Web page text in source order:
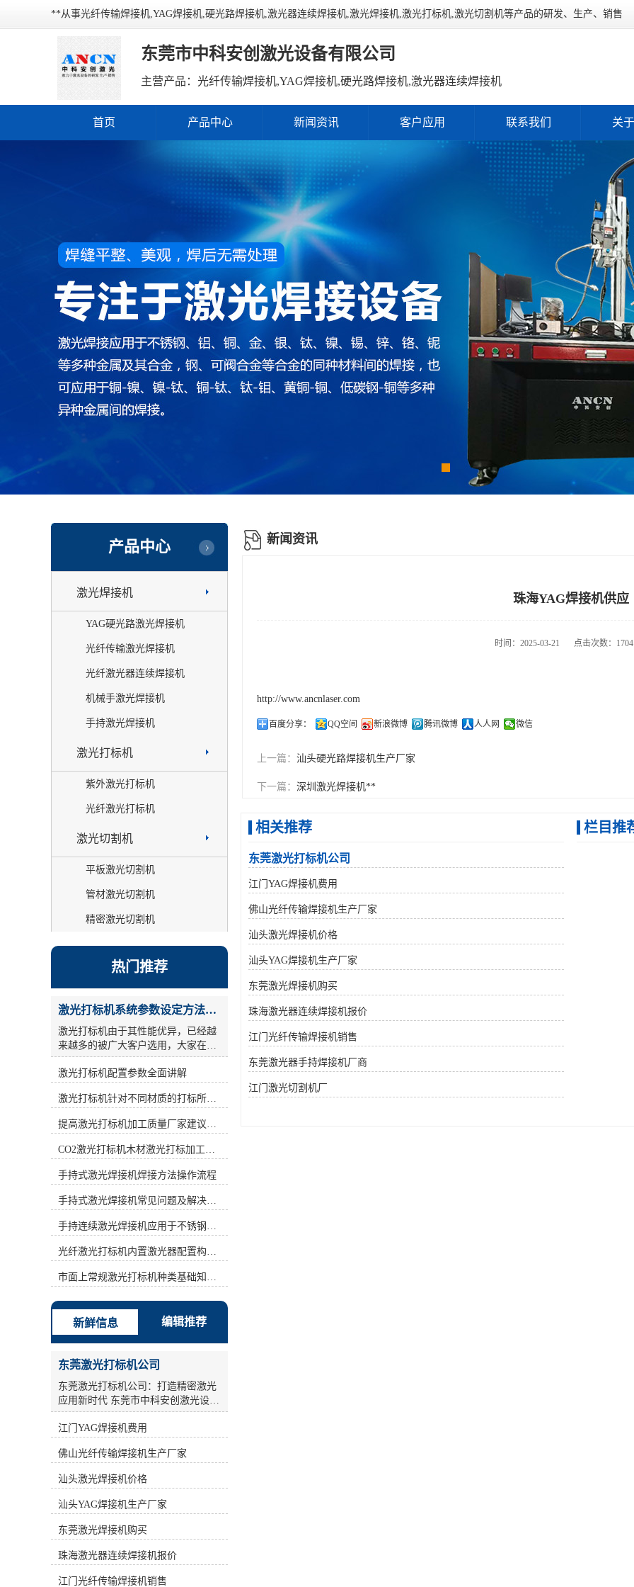
**从事光纤传输焊接机,YAG焊接机,硬光路焊接机,激光器连续焊接机,激光焊接机,激光打标机,激光切割机等产品的研发、生产、销售
东莞市中科安创激光设备有限公司
主营产品：光纤传输焊接机,YAG焊接机,硬光路焊接机,激光器连续焊接机
首页 产品中心 新闻资讯 客户应用 联系我们 关
新闻资讯
珠海YAG焊接机供应
时间：2025-03-21 点击次数：1704
http://www.ancnlaser.com
百度分享： QQ空间 新浪微博 腾讯微博 人人网 微信
上一篇： 汕头硬光路焊接机生产厂家
下一篇： 深圳激光焊接机**
相关推荐
东莞激光打标机公司
江门YAG焊接机费用
佛山光纤传输焊接机生产厂家
汕头激光焊接机价格
汕头YAG焊接机生产厂家
东莞激光焊接机购买
珠海激光器连续焊接机报价
江门光纤传输焊接机销售
东莞激光器手持焊接机厂商
江门激光切割机厂
栏目推
产品中心
激光焊接机
YAG硬光路激光焊接机
光纤传输激光焊接机
光纤激光器连续焊接机
机械手激光焊接机
手持激光焊接机
激光打标机
紫外激光打标机
光纤激光打标机
激光切割机
平板激光切割机
管材激光切割机
精密激光切割机
热门推荐
激光打标机系统参数设定方法步骤教程
激光打标机由于其性能优异，已经越
来越多的被广大客户选用，大家在使
用激光打标机的时候，关于参数设
置，很多人的概念比较模糊，今天激
参数设定 ： **，激光参数还是设一
遍，但是采用交叉线填充方式方法，
也就相当于镭雕了2遍.参考参数如
下： a)：打标频率(frequency)设为低
频，激光打码机按照标识形式的不同,
激光打码设备可以分为刻划式和点阵
式两种。目前市场中出现的激光打标
设备大多是刻划式的,而新型的激光打
驻留技术。激光打标机用激光束在各
种不同的物质表面打上*的标记。激
光打标机按照激光器不同可分为CO2
激光打标机、半导体激光打标机、
YAG激光打标机、光纤激光打标机。
计算机控制系统是整个激光打标机控
制和指挥的中心，同时也是软件安装
的载体。 b: **时间为1.5us. c: 填充方
式方法：弓形填充 间距：0.01-
0.05mm之间。 d: 扫描速度:依情况
(Condition)而设，如果镭雕的边框效
果总是有毛边现象，可把速度值设小
点。建议：200-1500之间。 其次：采
用单线填充，但是设定两遍参数。打
标机标刻的是一个无法擦掉的*性标
间气化而成，*借助任何辅助工具即
此，在同样能量的情况下，新型激光
打标机打印速度较快。**时间为1.5。
*1遍：功率(指物体在单位时间内所做
的功的多少)稍高点频率(frequency)稍
高点(例如30000-70000) 速度慢点(例
如 700-1000)，此时产品(Product)表面
再设定*2遍参数。*2遍：功率(指物体
激光打标机配置参数全面讲解
激光打标机针对不同材质的打标所对应设备指导
提高激光打标机加工质量厂家建议从何做起
CO2激光打标机木材激光打标加工环保性意识
手持式激光焊接机焊接方法操作流程
手持式激光焊接机常见问题及解决方法！
手持连续激光焊接机应用于不锈钢厨具行业
光纤激光打标机内置激光器配置构造讲解
市面上常规激光打标机种类基础知识介绍
新鲜信息 编辑推荐
东莞激光打标机公司
东莞激光打标机公司：打造精密激光
应用新时代 东莞市中科安创激光设备
有限公司，作为一家**从事工业激光
产品的研发、生产和销售的**企业，
完善的激光应用解决方案及配套设
备。公司汇聚了一大批多年从事激光
加工设备科研和产业化的激光技术和
科研人员，凭借光电子产业的良好氛
围，积极进取，锐意开拓，通过不断
**，为国内外广大客户的制造装备和
工艺**水平提供贡献。 激光打标机作
为激光加工设备中的重要一环，在工
标机采用高能激光束照射在物质表
江门YAG焊接机费用
佛山光纤传输焊接机生产厂家
汕头激光焊接机价格
汕头YAG焊接机生产厂家
东莞激光焊接机购买
珠海激光器连续焊接机报价
江门光纤传输焊接机销售